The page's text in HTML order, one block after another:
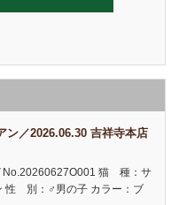
ン／2026.06.30 吉祥寺本店
No.20260627O001 猫 種：サ
性 別：♂男の子 カラー：ブ